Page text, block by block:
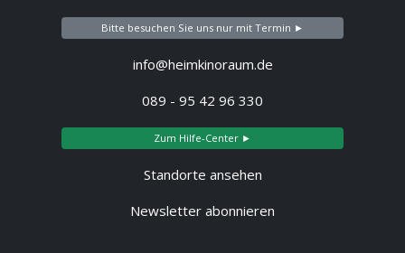
Bitte besuchen Sie uns nur mit Termin ►
info@heimkinoraum.de
089 - 95 42 96 330
Zum Hilfe-Center ►
Standorte ansehen
Newsletter abonnieren